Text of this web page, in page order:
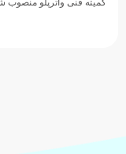
۲۰۲۶ در شهر